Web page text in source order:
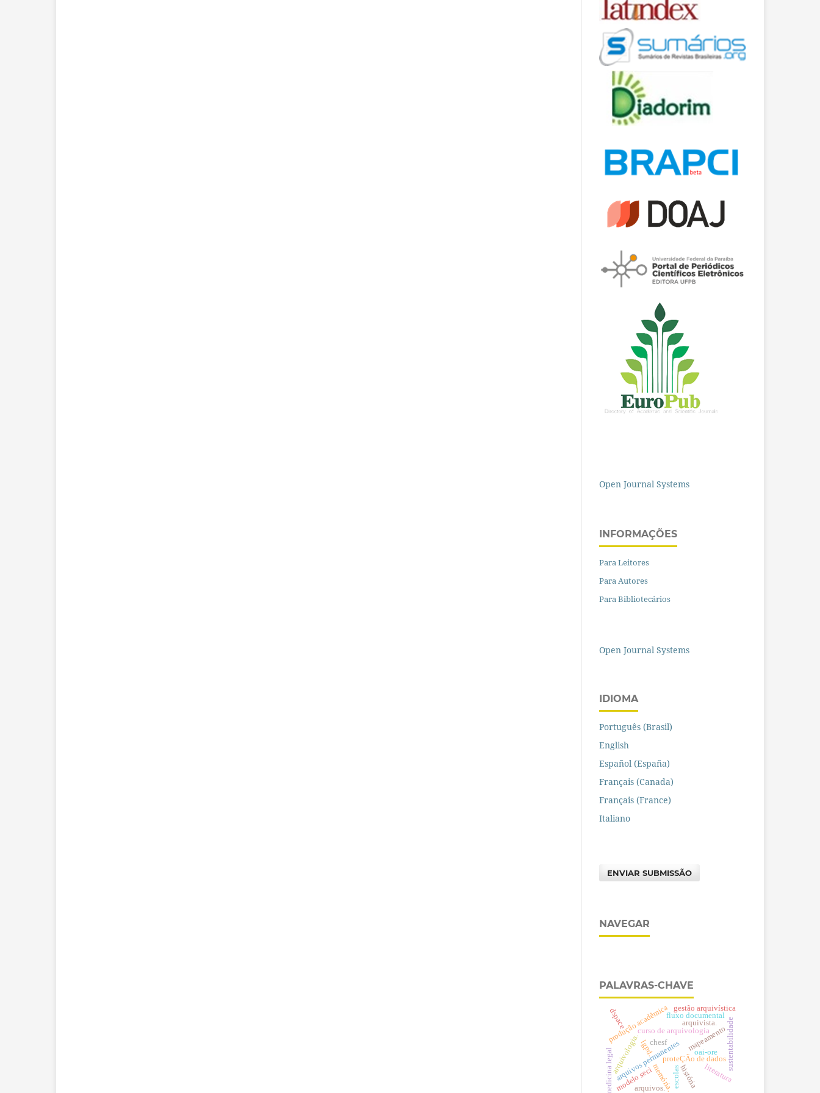
Open Journal Systems
INFORMAÇÕES
Para Leitores
Para Autores
Para Bibliotecários
Open Journal Systems
IDIOMA
Português (Brasil)
English
Español (España)
Français (Canada)
Français (France)
Italiano
ENVIAR SUBMISSÃO
NAVEGAR
PALAVRAS-CHAVE
curso de arquivologia
arquivos permanentesproteÇÃo de dados
lgpd.
produção acadêmica mapeamento
literatura
arquivista.
arquivologia.
memória.escolas
sustentabilidade
modelo seci
medicina legal
fluxo documental
arquivos.
chesf
história
gestão arquivística
dspace
oai-ore